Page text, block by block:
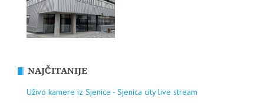
NAJČITANIJE
Uživo kamere iz Sjenice - Sjenica city live stream